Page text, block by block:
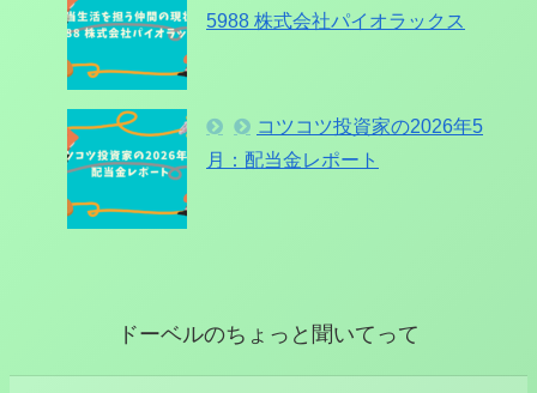
5988 株式会社パイオラックス
コツコツ投資家の2026年5
月：配当金レポート
ドーベルのちょっと聞いてって